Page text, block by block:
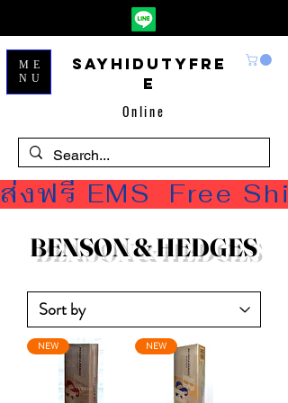
Sayhidutyfre
e
Online
ME
NU
ส่งฟรี EMS  Free
BENSON & HEDGES
NEW NEW